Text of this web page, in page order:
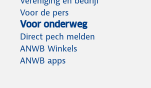
Voor de pers
Voor onderweg
Direct pech melden
ANWB Winkels
ANWB apps